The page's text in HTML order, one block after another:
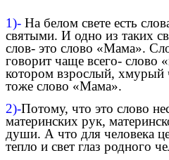
1)- На белом свете есть
святыми. И одно из таких
слов- это слово «Мама».
говорит чаще всего- слово
котором взрослый, хмурый
тоже слово «Мама».
2)-Потому, что это слово
материнских рук,
души. А что для человека
тепло и свет глаз родного